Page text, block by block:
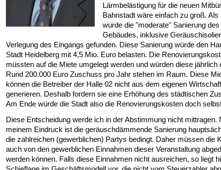
Lärmbelästigung für die neuen
Bahnstadt wäre einfach zu groß. Als
wurde die "moderate" Sanierung des
Gebäudes, inklusive
Verlegung des Eingangs gefunden. Diese Sanierung würde den
Stadt Heidelberg mit 4,5 Mio. Euro belasten. Die
müssten auf die Miete umgelegt werden und würden diese jährlich
Rund 200.000 Euro Zuschuss pro Jahr stehen im Raum. Diese
können die Betreiber der Halle 02 nicht aus dem eigenen
generieren. Deshalb fordern sie eine Erhöhung des städtischen
Am Ende würde die Stadt also die Renovierungskosten doch
Diese Entscheidung werde ich in der Abstimmung nicht mittragen.
meinem Eindruck ist die geräuschdämmende Sanierung
die zahlreichen (gewerblichen) Partys bedingt. Daher müssen die
auch von den gewerblichen Einnahmen dieser Veranstaltung
werden können. Falls diese Einnahmen nicht ausreichen, so liegt